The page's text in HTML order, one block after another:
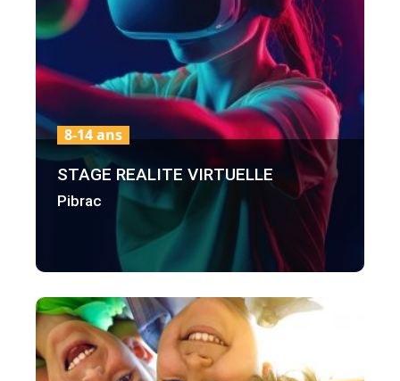
STAGE REALITE VIRTUELLE
Pibrac
8-14 ans